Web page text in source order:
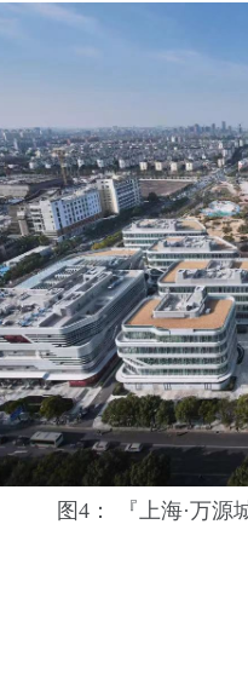
图4： 『上海·万源